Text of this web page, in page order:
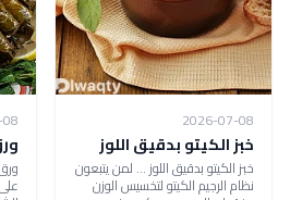
2026-07-08
خبز الكيتو بدقيق اللوز
خبز الكيتو بدقيق اللوز ... لمن يتبعون
نظام الرجيم الكيتو لتخسيس الوزن